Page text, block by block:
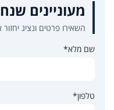
מעוניינים
השאירו פרטים ונציג
שם מלא*
טלפון*